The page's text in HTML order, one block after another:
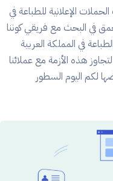
الإعلانية للطباعة في
في البحث مع فريقي كوننا
في المملكة العربية
هذه الأزمة مع عملائنا
لكم اليوم السطور